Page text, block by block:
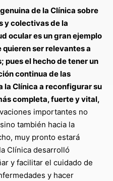
de la Clínica sobre
y colectivas de la
ocular es un gran ejemplo
quieren ser relevantes a
pues el hecho de tener un
continua de las
la Clínica a reconfigurar su
completa, fuerte y vital,
importantes no
también hacia la
muy pronto estará
Clínica desarrolló
y facilitar el cuidado de
y hacer